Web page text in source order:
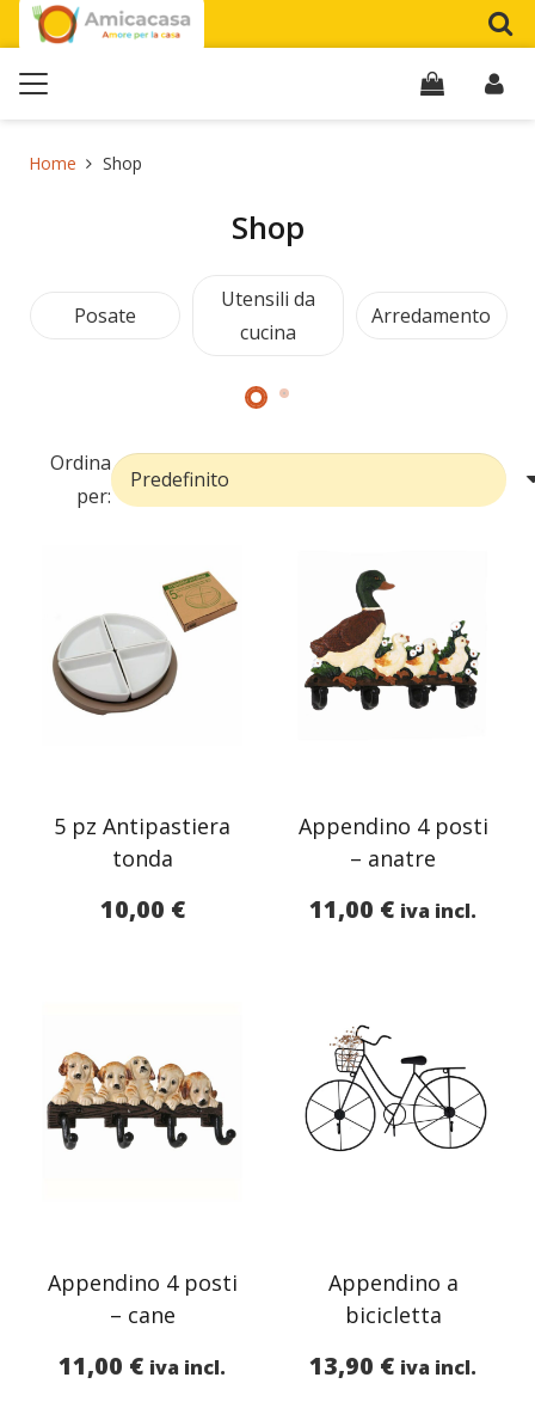
Home Shop
Shop
Posate
Utensili da
cucina
Arredamento
Ordina
per:
5 pz Antipastiera
tonda
10,00 €
Appendino 4 posti
– anatre
11,00 € iva incl.
Appendino 4 posti
– cane
11,00 € iva incl.
Appendino a
bicicletta
13,90 € iva incl.